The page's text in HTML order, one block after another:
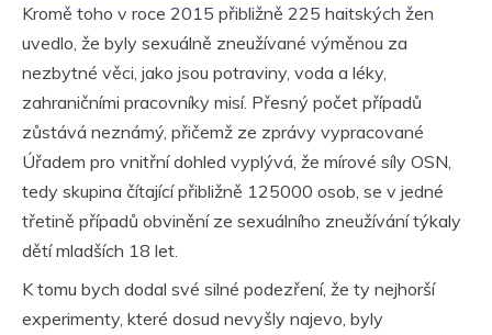
Kromě toho v roce 2015 přibližně 225 haitských žen
uvedlo, že byly sexuálně zneužívané výměnou za
nezbytné věci, jako jsou potraviny, voda a léky,
zahraničními pracovníky misí. Přesný počet případů
zůstává neznámý, přičemž ze zprávy vypracované
Úřadem pro vnitřní dohled vyplývá, že mírové síly OSN,
tedy skupina čítající přibližně 125000 osob, se v jedné
třetině případů obvinění ze sexuálního zneužívání týkaly
dětí mladších 18 let.
K tomu bych dodal své silné podezření, že ty nejhorší
experimenty, které dosud nevyšly najevo, byly